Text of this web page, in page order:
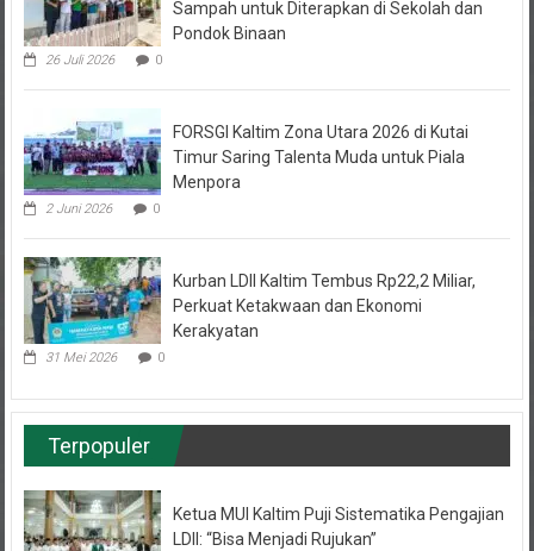
Sampah untuk Diterapkan di Sekolah dan
Pondok Binaan
26 Juli 2026 0
FORSGI Kaltim Zona Utara 2026 di Kutai
Timur Saring Talenta Muda untuk Piala
Menpora
2 Juni 2026 0
Kurban LDII Kaltim Tembus Rp22,2 Miliar,
Perkuat Ketakwaan dan Ekonomi
Kerakyatan
31 Mei 2026 0
Terpopuler
Ketua MUI Kaltim Puji Sistematika Pengajian
LDII: “Bisa Menjadi Rujukan”